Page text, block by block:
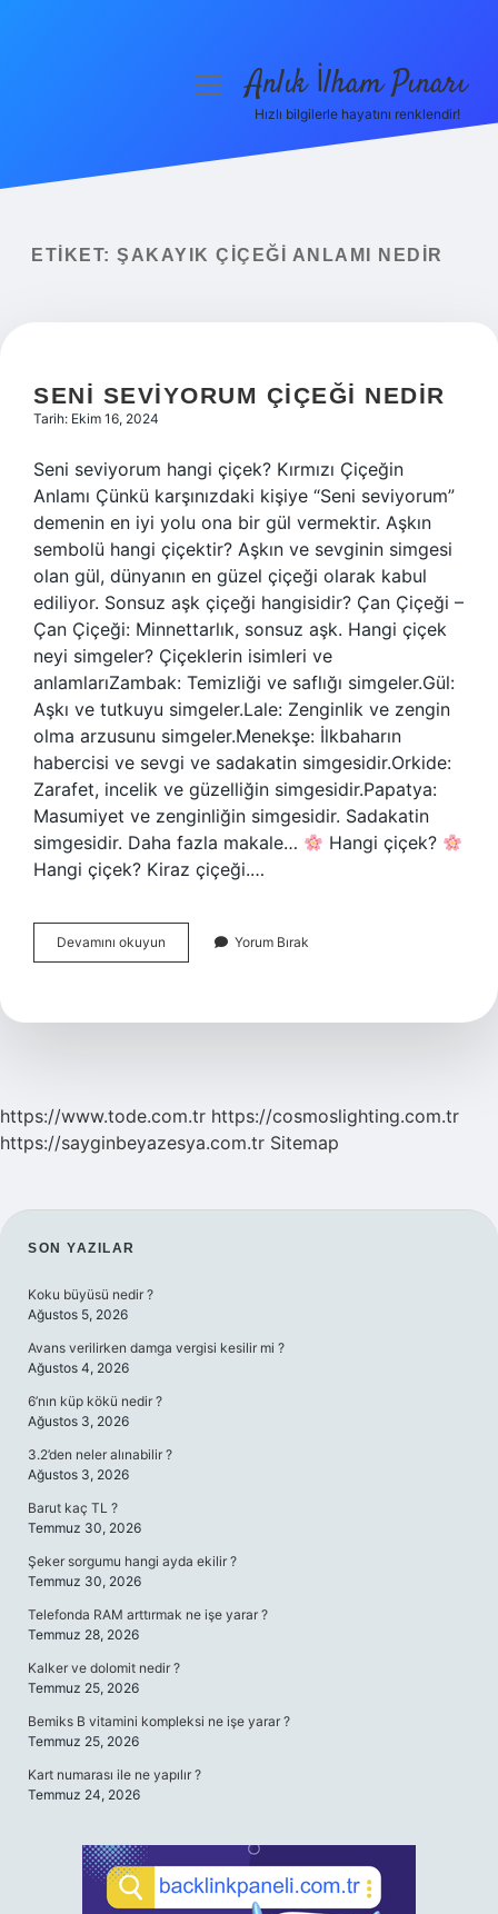
Yasal Uyarı
menüyüAnlık İlham Pınarı
Hızlı bilgilerle hayatını renklendir!
ETIKET: ŞAKAYIK ÇIÇEĞI ANLAMI NEDIR
SENI SEVIYORUM ÇIÇEĞI NEDIR
Tarih: Ekim 16, 2024
Seni seviyorum hangi çiçek? Kırmızı Çiçeğin
Anlamı Çünkü karşınızdaki kişiye “Seni seviyorum”
demenin en iyi yolu ona bir gül vermektir. Aşkın
sembolü hangi çiçektir? Aşkın ve sevginin simgesi
olan gül, dünyanın en güzel çiçeği olarak kabul
ediliyor. Sonsuz aşk çiçeği hangisidir? Çan Çiçeği –
Çan Çiçeği: Minnettarlık, sonsuz aşk. Hangi çiçek
neyi simgeler? Çiçeklerin isimleri ve
anlamlarıZambak: Temizliği ve saflığı simgeler.Gül:
Aşkı ve tutkuyu simgeler.Lale: Zenginlik ve zengin
olma arzusunu simgeler.Menekşe: İlkbaharın
habercisi ve sevgi ve sadakatin simgesidir.Orkide:
Zarafet, incelik ve güzelliğin simgesidir.Papatya:
Masumiyet ve zenginliğin simgesidir. Sadakatin
simgesidir. Daha fazla makale…
Hangi çiçek?
Hangi çiçek? Kiraz çiçeği.…
Devamını okuyun
Seviyorum
Yorum Bırak
https://www.tode.com.tr https://cosmoslighting.com.tr
https://sayginbeyazesya.com.tr Sitemap
SIDEBAR
SON YAZILAR
Koku büyüsü nedir ?
Ağustos 5, 2026
Avans verilirken damga vergisi kesilir mi ?
Ağustos 4, 2026
6’nın küp kökü nedir ?
Ağustos 3, 2026
3.2’den neler alınabilir ?
Ağustos 3, 2026
Barut kaç TL ?
Temmuz 30, 2026
Şeker sorgumu hangi ayda ekilir ?
Temmuz 30, 2026
Telefonda RAM arttırmak ne işe yarar ?
Temmuz 28, 2026
Kalker ve dolomit nedir ?
Temmuz 25, 2026
Bemiks B vitamini kompleksi ne işe yarar ?
Temmuz 25, 2026
Kart numarası ile ne yapılır ?
Temmuz 24, 2026